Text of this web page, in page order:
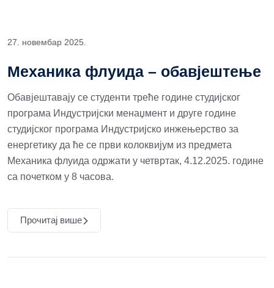
27. новембар 2025.
Механика флуида – обавјештење
Обавјештавају се студенти треће године студијског
програма Индустријски менаџмент и друге године
студијског програма Индустријско инжењерство за
енергетику да ће се први колоквијум из предмета
Механика флуида одржати у четвртак, 4.12.2025. године
са почетком у 8 часова.
Прочитај више